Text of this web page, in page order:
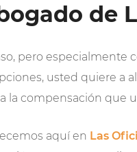
de
pero especialmente
usted quiere
la compensación que
aquí en Las